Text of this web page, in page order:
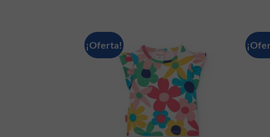
¡Oferta!